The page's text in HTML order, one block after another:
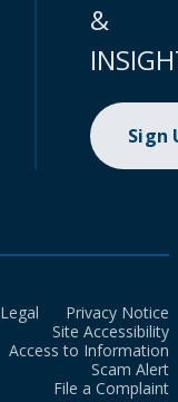
&
Sign
Legal
Privacy Notice
Site Accessibility
Access to Information
Scam Alert
File a Complaint